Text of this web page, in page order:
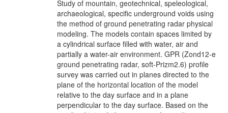
Study of mountain, geotechnical, speleological,
archaeological, specific underground voids using
the method of ground penetrating radar physical
modeling. The models contain spaces limited by
a cylindrical surface filled with water, air and
partially a water-air environment. GPR (Zond12-e
ground penetrating radar, soft-Prizm2.6) profile
survey was carried out in planes directed to the
plane of the horizontal location of the model
relative to the day surface and in a plane
perpendicular to the day surface. Based on the